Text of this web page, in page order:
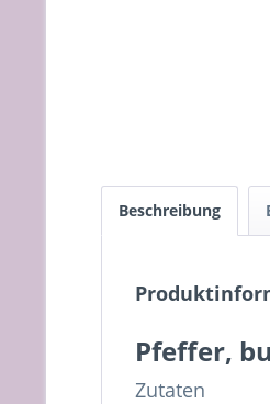
Beschreibung
Pfeffer,
Zutaten